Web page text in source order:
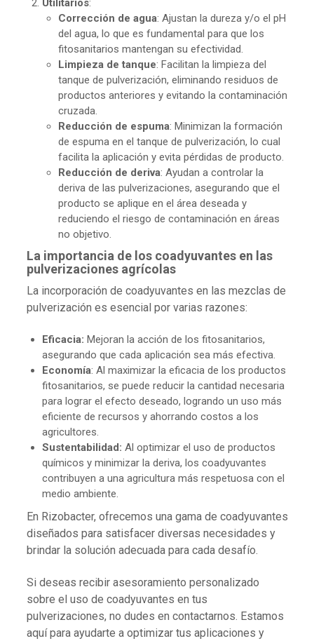
Utilitarios:
Corrección de agua: Ajustan la dureza y/o el pH
del agua, lo que es fundamental para que los
fitosanitarios mantengan su efectividad.
Limpieza de tanque: Facilitan la limpieza del
tanque de pulverización, eliminando residuos de
productos anteriores y evitando la contaminación
cruzada.
Reducción de espuma: Minimizan la formación
de espuma en el tanque de pulverización, lo cual
facilita la aplicación y evita pérdidas de producto.
Reducción de deriva: Ayudan a controlar la
deriva de las pulverizaciones, asegurando que el
producto se aplique en el área deseada y
reduciendo el riesgo de contaminación en áreas
no objetivo.
La importancia de los coadyuvantes en las
pulverizaciones agrícolas
La incorporación de coadyuvantes en las mezclas de
pulverización es esencial por varias razones:
Eficacia: Mejoran la acción de los fitosanitarios,
asegurando que cada aplicación sea más efectiva.
Economía: Al maximizar la eficacia de los productos
fitosanitarios, se puede reducir la cantidad necesaria
para lograr el efecto deseado, logrando un uso más
eficiente de recursos y ahorrando costos a los
agricultores.
Sustentabilidad: Al optimizar el uso de productos
químicos y minimizar la deriva, los coadyuvantes
contribuyen a una agricultura más respetuosa con el
medio ambiente.
En Rizobacter, ofrecemos una gama de coadyuvantes
diseñados para satisfacer diversas necesidades y
brindar la solución adecuada para cada desafío.
Si deseas recibir asesoramiento personalizado
sobre el uso de coadyuvantes en tus
pulverizaciones, no dudes en contactarnos. Estamos
aquí para ayudarte a optimizar tus aplicaciones y